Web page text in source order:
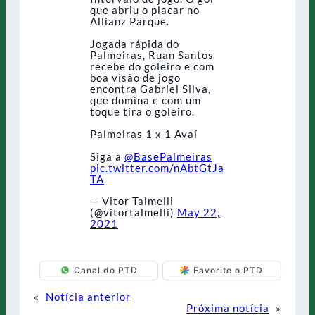
que abriu o placar no
Allianz Parque.
Jogada rápida do
Palmeiras, Ruan Santos
recebe do goleiro e com
boa visão de jogo
encontra Gabriel Silva,
que domina e com um
toque tira o goleiro.
Palmeiras 1 x 1 Avaí
Siga a @BasePalmeiras
pic.twitter.com/nAbtGtJa
TA
— Vitor Talmelli
(@vitortalmelli) May 22,
2021
Canal do PTD Favorite o PTD
«
Notícia anterior
Próxima notícia
»